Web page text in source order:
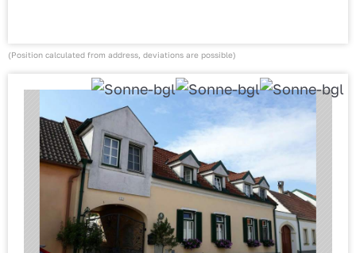
(Position calculated from address, deviations are possible)